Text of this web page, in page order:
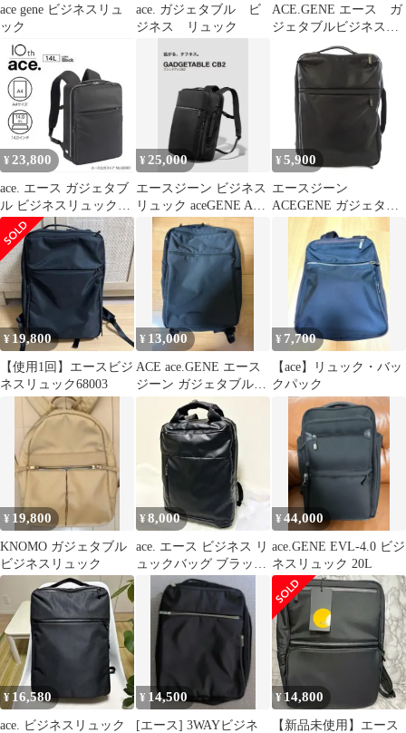
ace gene ビジネスリュ
ック
ace. ガジェタブル ビ
ジネス リュック
ACE.GENE エース ガ
ジェタブルビジネス
リュック ネイビー
¥ 23,800
ace. エース ガジェタブ
ル ビジネスリュック
バックパック 撥水加
工 14L
¥ 25,000
エースジーン ビジネス
リュック aceGENE A4
14L ガジェタブルCB2
¥ 5,900
エースジーン
ACEGENE ガジェタブ
ルWR リュックサック
バックパック 黒 ブラッ
ク 55543 /TK
¥ 19,800
【使用1回】エースビジ
ネスリュック68003
¥ 13,000
ACE ace.GENE エース
ジーン ガジェタブル
WF ビジネス リュッ
¥ 7,700
【ace】リュック・バッ
クパック
¥ 19,800
KNOMO ガジェタブル
ビジネスリュック
¥8,000
ace. エース ビジネス リ
ュックバッグ ブラック
¥44,000
ace.GENE EVL-4.0 ビジ
ネスリュック 20L
¥ 16,580
ace. ビジネスリュック
¥ 14,500
[エース] 3WAYビジネ
¥14,800
【新品未使用】エース